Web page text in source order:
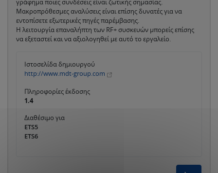
γράφημα ποιες συνδέσεις είναι ζωτικής σημασίας.
Μακροπρόθεσμες αναλύσεις είναι επίσης δυνατές για να
εντοπίσετε εξωτερικές πηγές παρέμβασης.
Η λειτουργία επαναλήπτη των RF+ συσκευών μπορείς επίσης
να εξεταστεί και να αξιολογηθεί με αυτό το εργαλείο.
Ιστοσελίδα δημιουργού
http://www.mdt-group.com
Πληροφορίες έκδοσης
1.4
Διαθέσιμο για
ETS5
ETS6